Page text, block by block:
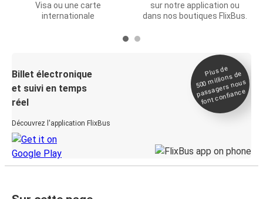
Visa ou une carte
internationale
sur notre application ou
dans nos boutiques FlixBus.
Billet électronique
et suivi en temps
réel
Découvrez l'application FlixBus
Plus de
500
millions de
passagers nous
font confiance